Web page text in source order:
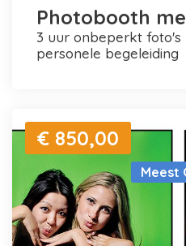
Photobooth
3 uur onbeperkt foto's maken en printen +
personele begeleiding
Meest
€ 850,00